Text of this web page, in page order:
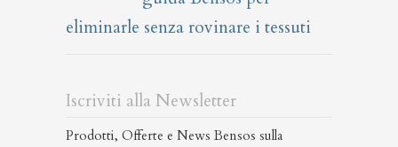
eliminarle senza rovinare i tessuti
Iscriviti alla Newsletter
Prodotti, Offerte e News Bensos sulla